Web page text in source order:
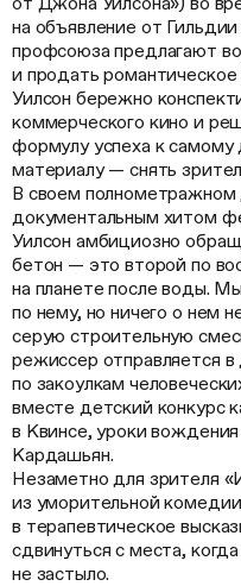
на объявление от
профсоюза предлагают
и продать
Уилсон бережно
коммерческого кино и
формулу успеха к
материалу — снять
В своем
документальным хитом
Уилсон амбициозно
бетон — это второй по
на планете после воды.
по нему, но ничего о нем
серую строительную
режиссер отправляется
по закоулкам
вместе детский конкурс
в Квинсе, уроки
Кардашьян.
Незаметно для зрителя
из уморительной
в терапевтическое
сдвинуться с места,
не застыло.